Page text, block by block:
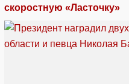
скоростную «Ласточку»